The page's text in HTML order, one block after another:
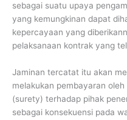
sebagai suatu upaya
yang kemungkinan dapat
kepercayaan yang
pelaksanaan kontrak yang
Jaminan tercatat itu akan
melakukan pembayaran
(surety) terhadap pihak
sebagai konsekuensi pada